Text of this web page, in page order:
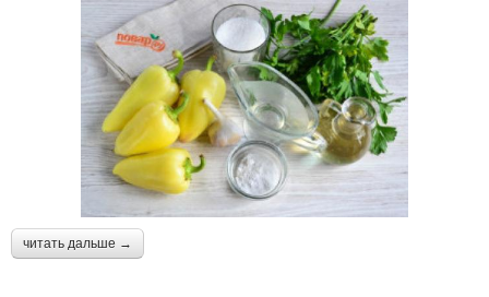
читать дальше →